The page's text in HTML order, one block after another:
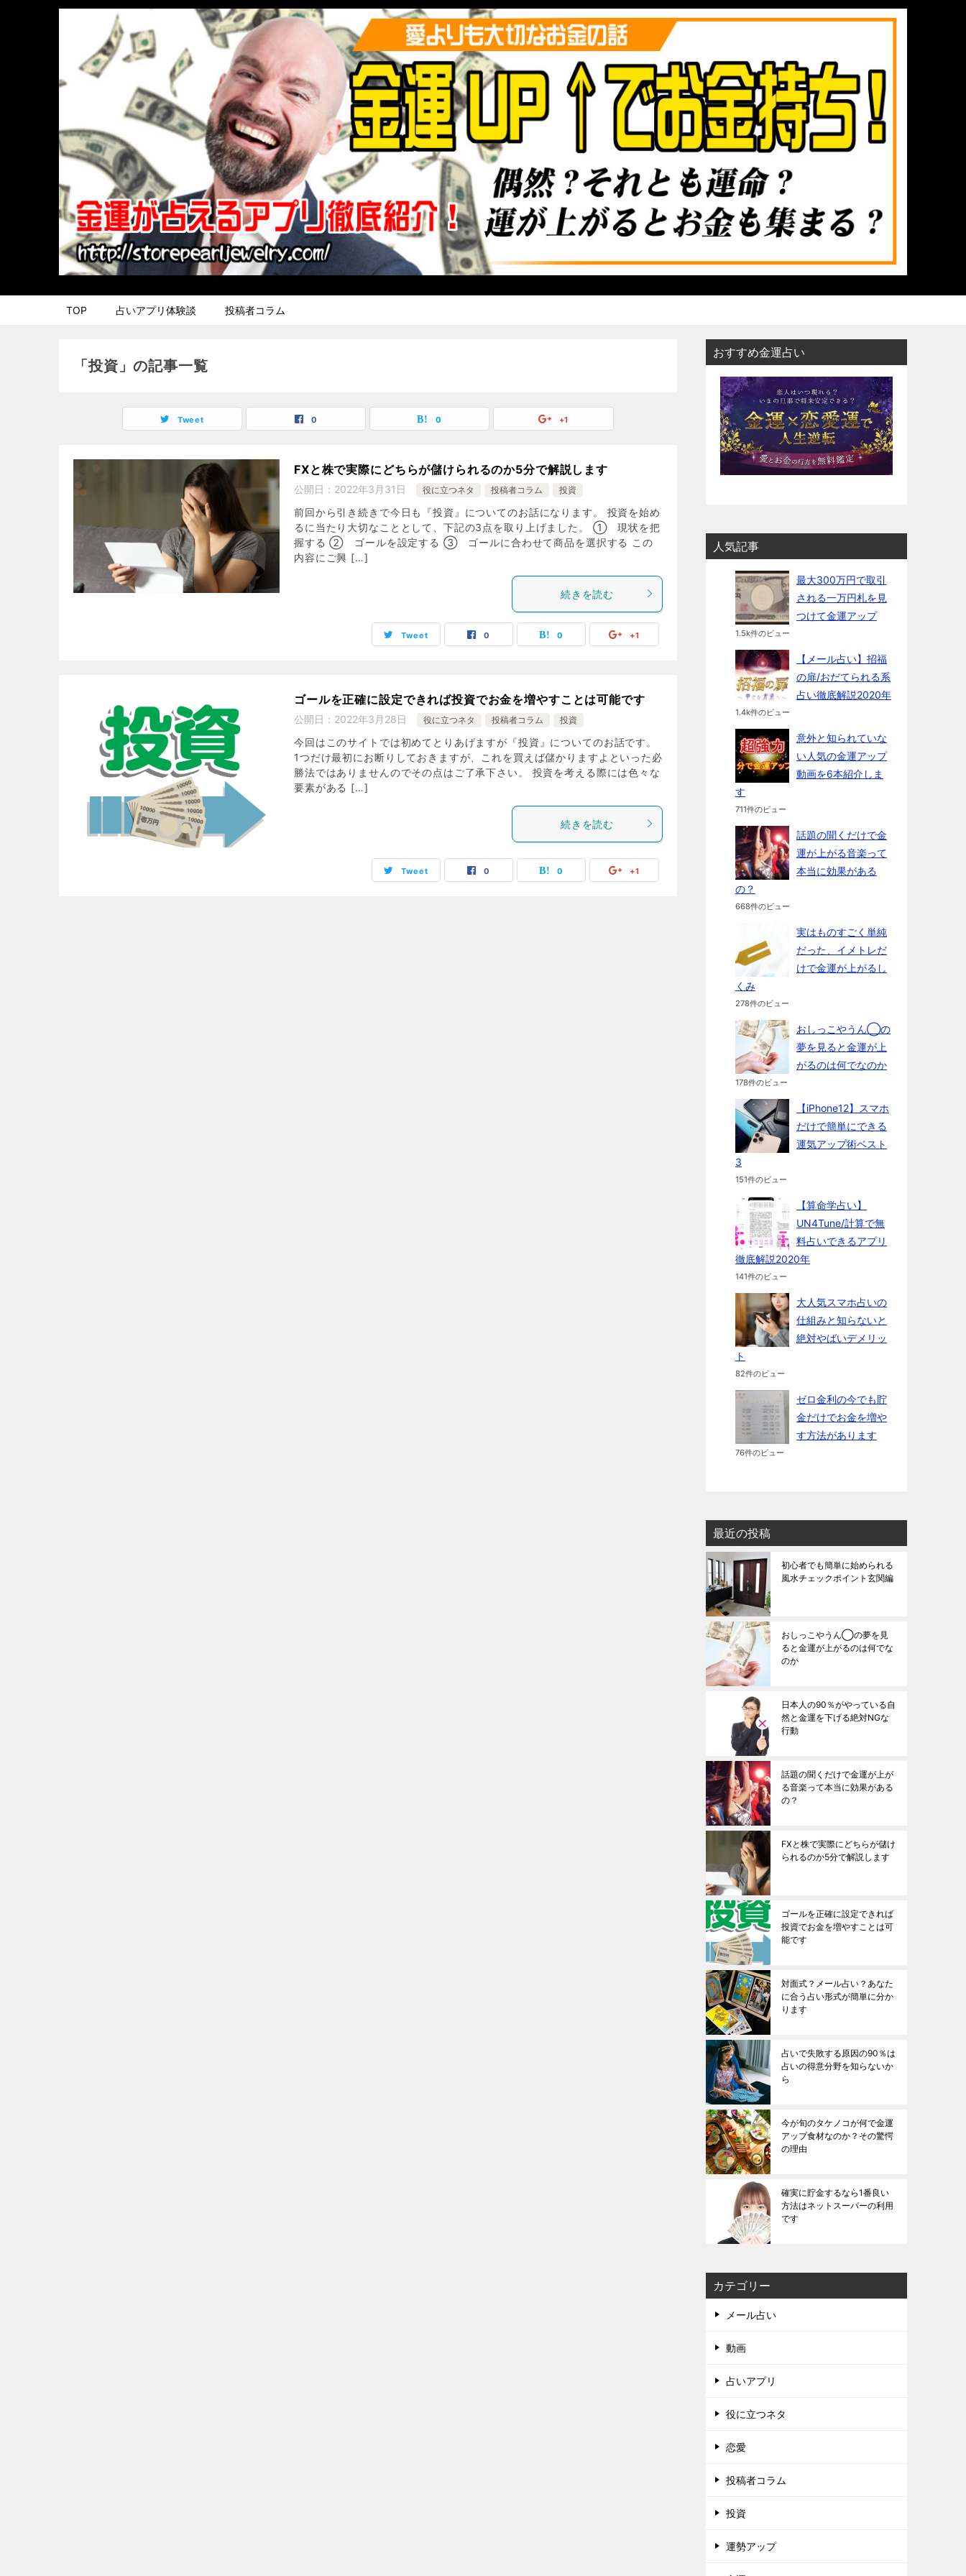
TOP 占いアプリ体験談 投稿者コラム
「投資」の記事一覧
Tweet 0 0 +1
FXと株で実際にどちらが儲けられるのか5分で解説します
公開日： 2022年3月31日 役に立つネタ 投稿者コラム 投資
前回から引き続きで今日も『投資』についてのお話になります。 投資を始め
るに当たり大切なこととして、下記の3点を取り上げました。 ① 現状を把
握する ② ゴールを設定する ③ ゴールに合わせて商品を選択する この
内容にご興 […]
続きを読む
Tweet 0 0 +1
ゴールを正確に設定できれば投資でお金を増やすことは可能です
公開日： 2022年3月28日 役に立つネタ 投稿者コラム 投資
今回はこのサイトでは初めてとりあげますが『投資』についてのお話です。
1つだけ最初にお断りしておきますが、これを買えば儲かりますよといった必
勝法ではありませんのでその点はご了承下さい。 投資を考える際には色々な
要素がある […]
続きを読む
Tweet 0 0 +1
おすすめ金運占い
人気記事
最大300万円で取引
される一万円札を見
つけて金運アップ
1.5k件のビュー
【メール占い】招福
の扉/おだてられる系
占い徹底解説2020年
1.4k件のビュー
意外と知られていな
い人気の金運アップ
動画を6本紹介しま
す
711件のビュー
話題の聞くだけで金
運が上がる音楽って
本当に効果がある
の？
668件のビュー
実はものすごく単純
だった、イメトレだ
けで金運が上がるし
くみ
278件のビュー
おしっこやうん◯の
夢を見ると金運が上
がるのは何でなのか
178件のビュー
【iPhone12】スマホ
だけで簡単にできる
運気アップ術ベスト
3
151件のビュー
【算命学占い】
UN4Tune/計算で無
料占いできるアプリ
徹底解説2020年
141件のビュー
大人気スマホ占いの
仕組みと知らないと
絶対やばいデメリッ
ト
82件のビュー
ゼロ金利の今でも貯
金だけでお金を増や
す方法があります
76件のビュー
最近の投稿
初心者でも簡単に始められる
風水チェックポイント玄関編
おしっこやうん◯の夢を見
ると金運が上がるのは何でな
のか
日本人の90％がやっている自
然と金運を下げる絶対NGな
行動
話題の聞くだけで金運が上が
る音楽って本当に効果がある
の？
FXと株で実際にどちらが儲け
られるのか5分で解説します
ゴールを正確に設定できれば
投資でお金を増やすことは可
能です
対面式？メール占い？あなた
に合う占い形式が簡単に分か
ります
占いで失敗する原因の90％は
占いの得意分野を知らないか
ら
今が旬のタケノコが何で金運
アップ食材なのか？その驚愕
の理由
確実に貯金するなら1番良い
方法はネットスーパーの利用
です
カテゴリー
メール占い
動画
占いアプリ
役に立つネタ
恋愛
投稿者コラム
投資
運勢アップ